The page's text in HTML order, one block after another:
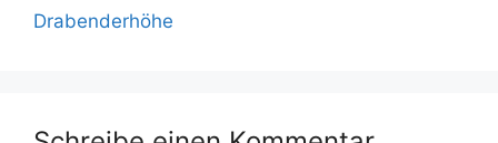
Drabenderhöhe